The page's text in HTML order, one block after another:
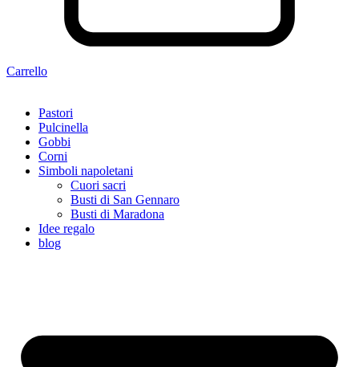
Carrello
Pastori
Pulcinella
Gobbi
Corni
Simboli napoletani
Cuori sacri
Busti di San Gennaro
Busti di Maradona
Idee regalo
blog